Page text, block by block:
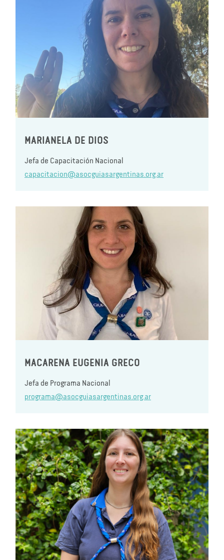
MARIANELA DE DIOS
Jefa de Capacitación Nacional
capacitacion@asocguiasargentinas.org.ar
MACARENA EUGENIA GRECO
Jefa de Programa Nacional
programa@asocguiasargentinas.org.ar